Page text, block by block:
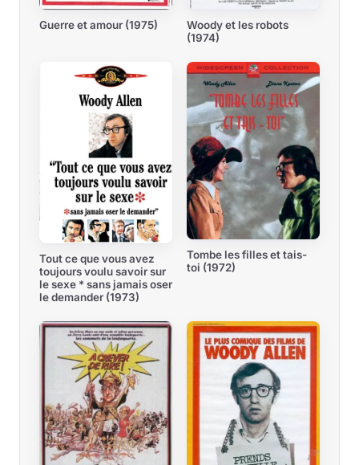
Guerre et amour (1975)
Woody et les robots
(1974)
Tout ce que vous avez
toujours voulu savoir sur
le sexe * sans jamais oser
le demander (1973)
Tombe les filles et tais-
toi (1972)